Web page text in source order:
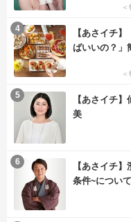
【あさイチ
ばいいの？」
4
【あさイチ
美
5
【あさイチ
条件~につい
6